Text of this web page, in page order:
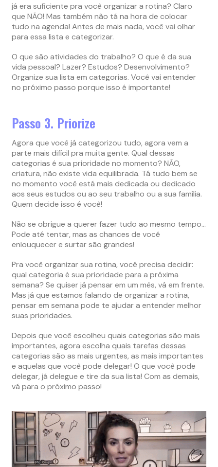
já era suficiente pra você organizar a rotina? Claro
que NÃO! Mas também não tá na hora de colocar
tudo na agenda! Antes de mais nada, você vai olhar
para essa lista e categorizar.
O que são atividades do trabalho? O que é da sua
vida pessoal? Lazer? Estudos? Desenvolvimento?
Organize sua lista em categorias. Você vai entender
no próximo passo porque isso é importante!
Passo 3. Priorize
Agora que você já categorizou tudo, agora vem a
parte mais difícil pra muita gente. Qual dessas
categorias é sua prioridade no momento? NÃO,
criatura, não existe vida equilibrada. Tá tudo bem se
no momento você está mais dedicada ou dedicado
aos seus estudos ou ao seu trabalho ou a sua família.
Quem decide isso é você!
Não se obrigue a querer fazer tudo ao mesmo tempo…
Pode até tentar, mas as chances de você
enlouquecer e surtar são grandes!
Pra você organizar sua rotina, você precisa decidir:
qual categoria é sua prioridade para a próxima
semana? Se quiser já pensar em um mês, vá em frente.
Mas já que estamos falando de organizar a rotina,
pensar em semana pode te ajudar a entender melhor
suas prioridades.
Depois que você escolheu quais categorias são mais
importantes, agora escolha quais tarefas dessas
categorias são as mais urgentes, as mais importantes
e aquelas que você pode delegar! O que você pode
delegar, já delegue e tire da sua lista! Com as demais,
vá para o próximo passo!